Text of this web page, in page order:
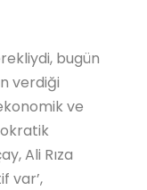
bugün
verdiği
ve
Ali Rıza
var’,